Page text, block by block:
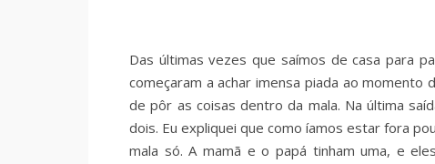
Das últimas vezes que saímos de casa para
começaram a achar imensa piada ao
de pôr as coisas dentro da mala. Na última
dois. Eu expliquei que como íamos estar fora
mala só. A mamã e o papá tinham uma, e